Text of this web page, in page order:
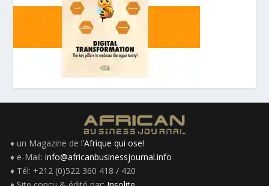
♦ un Magazine de l’Afrique qui ose!
♦ e-Mail: info@africanbusinessjournal.info
♦ Tél: +212 (0)522 360 418 / 420